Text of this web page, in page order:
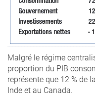
Malgré le régime
proportion du PIB
représente que 12 % de
Inde et au Canada.